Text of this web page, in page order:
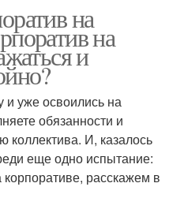
на
на
и
и уже освоились на
обязанности и
коллектива. И, казалось
еще одно испытание:
корпоративе, расскажем в